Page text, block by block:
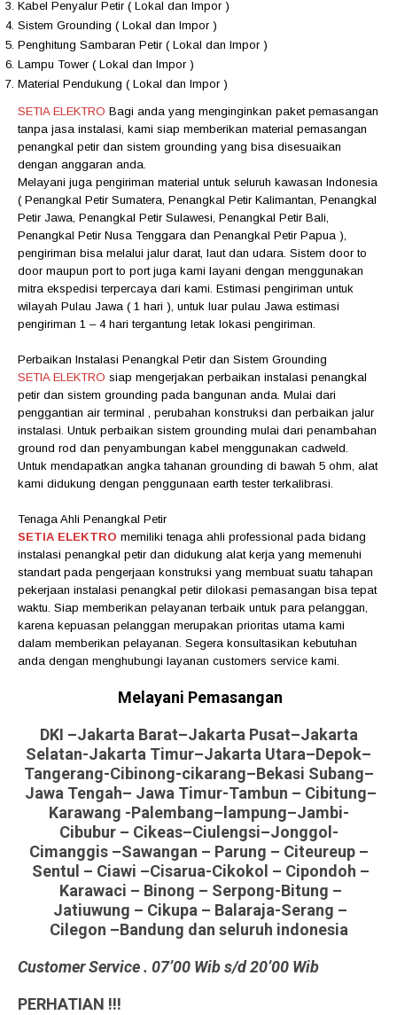
Kabel Penyalur Petir ( Lokal dan Impor )
Sistem Grounding ( Lokal dan Impor )
Penghitung Sambaran Petir ( Lokal dan Impor )
Lampu Tower ( Lokal dan Impor )
Material Pendukung ( Lokal dan Impor )
SETIA ELEKTRO Bagi anda yang menginginkan paket pemasangan
tanpa jasa instalasi, kami siap memberikan material pemasangan
penangkal petir dan sistem grounding yang bisa disesuaikan
dengan anggaran anda.
Melayani juga pengiriman material untuk seluruh kawasan Indonesia
( Penangkal Petir Sumatera, Penangkal Petir Kalimantan, Penangkal
Petir Jawa, Penangkal Petir Sulawesi, Penangkal Petir Bali,
Penangkal Petir Nusa Tenggara dan Penangkal Petir Papua ),
pengiriman bisa melalui jalur darat, laut dan udara. Sistem door to
door maupun port to port juga kami layani dengan menggunakan
mitra ekspedisi terpercaya dari kami. Estimasi pengiriman untuk
wilayah Pulau Jawa ( 1 hari ), untuk luar pulau Jawa estimasi
pengiriman 1 – 4 hari tergantung letak lokasi pengiriman.
Perbaikan Instalasi Penangkal Petir dan Sistem Grounding
SETIA ELEKTRO siap mengerjakan perbaikan instalasi penangkal
petir dan sistem grounding pada bangunan anda. Mulai dari
penggantian air terminal , perubahan konstruksi dan perbaikan jalur
instalasi. Untuk perbaikan sistem grounding mulai dari penambahan
ground rod dan penyambungan kabel menggunakan cadweld.
Untuk mendapatkan angka tahanan grounding di bawah 5 ohm, alat
kami didukung dengan penggunaan earth tester terkalibrasi.
Tenaga Ahli Penangkal Petir
SETIA ELEKTRO memiliki tenaga ahli professional pada bidang
instalasi penangkal petir dan didukung alat kerja yang memenuhi
standart pada pengerjaan konstruksi yang membuat suatu tahapan
pekerjaan instalasi penangkal petir dilokasi pemasangan bisa tepat
waktu. Siap memberikan pelayanan terbaik untuk para pelanggan,
karena kepuasan pelanggan merupakan prioritas utama kami
dalam memberikan pelayanan. Segera konsultasikan kebutuhan
anda dengan menghubungi layanan customers service kami.
Melayani Pemasangan
DKI –Jakarta Barat–Jakarta Pusat–Jakarta
Selatan-Jakarta Timur–Jakarta Utara–Depok–
Tangerang-Cibinong-cikarang–Bekasi Subang–
Jawa Tengah– Jawa Timur-Tambun – Cibitung–
Karawang -Palembang–lampung–Jambi-
Cibubur – Cikeas–Ciulengsi–Jonggol-
Cimanggis –Sawangan – Parung – Citeureup –
Sentul – Ciawi –Cisarua-Cikokol – Cipondoh –
Karawaci – Binong – Serpong-Bitung –
Jatiuwung – Cikupa – Balaraja-Serang –
Cilegon –Bandung dan seluruh indonesia
Customer Service . 07’00 Wib s/d 20’00 Wib
PERHATIAN !!!